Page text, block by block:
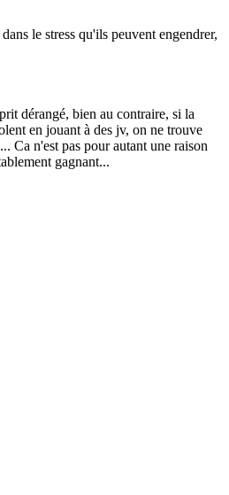
le stress qu'ils peuvent engendrer,
dérangé, bien au contraire, si la
en jouant à des jv, on ne trouve
Ca n'est pas pour autant une raison
gagnant...